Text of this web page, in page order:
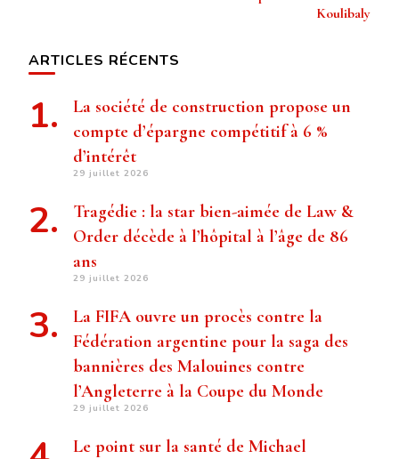
Koulibaly
ARTICLES RÉCENTS
La société de construction propose un
compte d’épargne compétitif à 6 %
d’intérêt
29 juillet 2026
Tragédie : la star bien-aimée de Law &
Order décède à l’hôpital à l’âge de 86
ans
29 juillet 2026
La FIFA ouvre un procès contre la
Fédération argentine pour la saga des
bannières des Malouines contre
l’Angleterre à la Coupe du Monde
29 juillet 2026
Le point sur la santé de Michael